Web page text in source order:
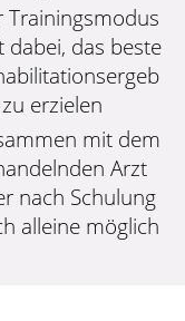
Trainingsmodus
dabei, das beste
erzielen
mit dem
Arzt
nach Schulung
alleine möglich